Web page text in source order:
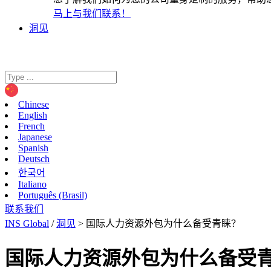
马上与我们联系！
洞见
Chinese
English
French
Japanese
Spanish
Deutsch
한국어
Italiano
Português (Brasil)
联系我们
INS Global /洞见 > 国际人力资源外包为什么备受青睐？
国际人力资源外包为什么备受